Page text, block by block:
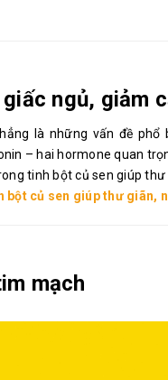
ngủ, giảm
là những vấn đề phổ
– hai hormone quan
tinh bột củ sen giúp
bột củ sen giúp thư giãn,
mạch